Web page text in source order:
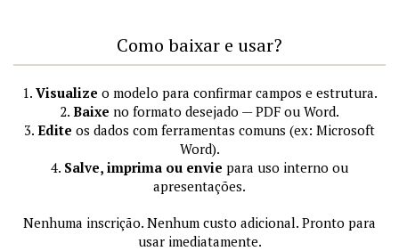
Como baixar e usar?
1. Visualize o modelo para confirmar campos e estrutura.
2. Baixe no formato desejado — PDF ou Word.
3. Edite os dados com ferramentas comuns (ex: Microsoft
Word).
4. Salve, imprima ou envie para uso interno ou
apresentações.
Nenhuma inscrição. Nenhum custo adicional. Pronto para
usar imediatamente.